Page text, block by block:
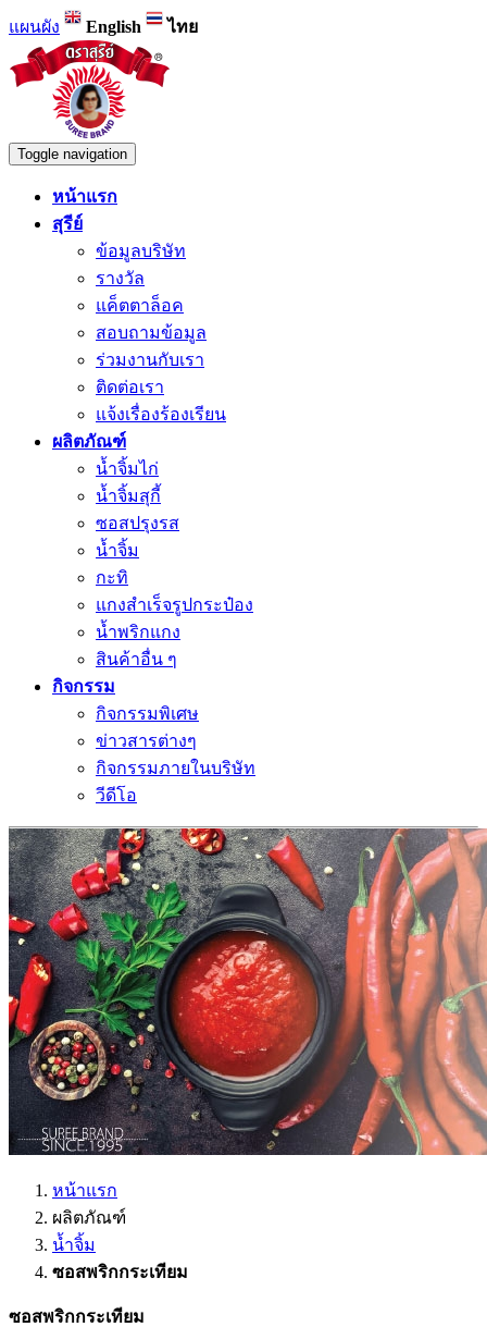
แผนผัง English ไทย
Toggle navigation
หน้าแรก
สุรีย์
ข้อมูลบริษัท
รางวัล
แค็ตตาล็อค
สอบถามข้อมูล
ร่วมงานกับเรา
ติดต่อเรา
แจ้งเรื่องร้องเรียน
ผลิตภัณฑ์
น้ำจิ้มไก่
น้ำจิ้มสุกี้
ซอสปรุงรส
น้ำจิ้ม
กะทิ
แกงสำเร็จรูปกระป๋อง
น้ำพริกแกง
สินค้าอื่น ๆ
กิจกรรม
กิจกรรมพิเศษ
ข่าวสารต่างๆ
กิจกรรมภายในบริษัท
วีดีโอ
หน้าแรก
ผลิตภัณฑ์
น้ำจิ้ม
ซอสพริกกระเทียม
ซอสพริกกระเทียม